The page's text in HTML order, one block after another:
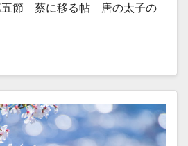
五節 蔡に移る帖 唐の太子の